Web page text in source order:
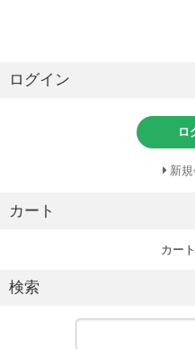
ログイン
ロ
新
カート
カー
検索